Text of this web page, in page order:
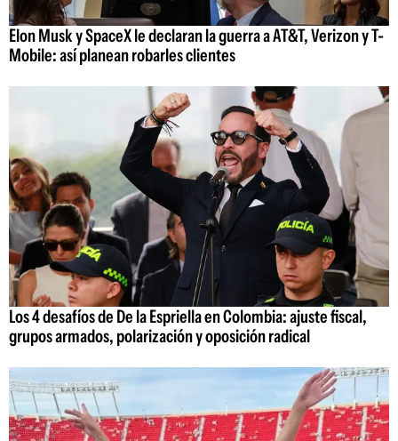
Elon Musk y SpaceX le declaran la guerra a AT&T, Verizon y T-
Mobile: así planean robarles clientes
Los 4 desafíos de De la Espriella en Colombia: ajuste fiscal,
grupos armados, polarización y oposición radical